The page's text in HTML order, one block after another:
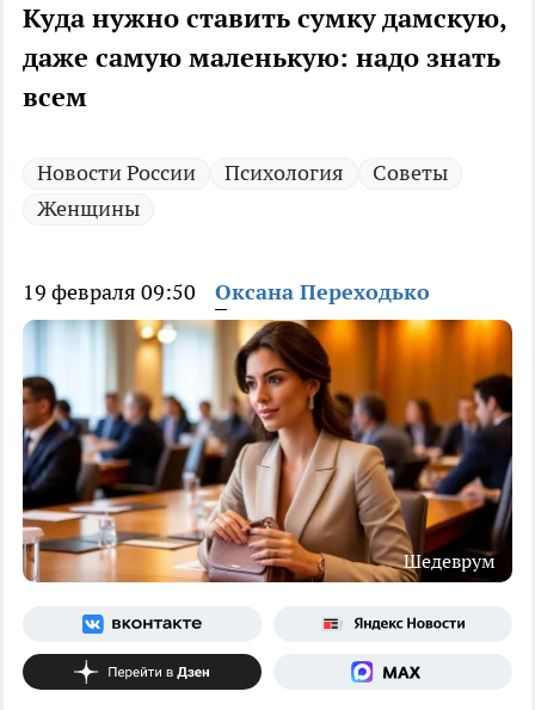
Куда нужно ставить сумку дамскую,
даже самую маленькую: надо знать
всем
Новости России Психология
Советы
Женщины
19 февраля 09:50 Оксана Переходько
Шедеврум